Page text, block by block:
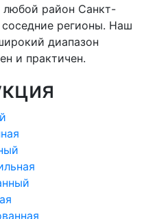
любой район Санкт-
регионы. Наш
диапазон
и практичен.